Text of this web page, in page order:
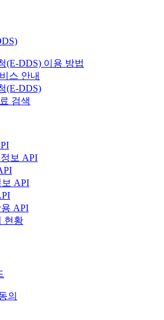
(E-DDS) 이용 방법
스 안내
(E-DDS)
검색
보 API
API
API
현황
의